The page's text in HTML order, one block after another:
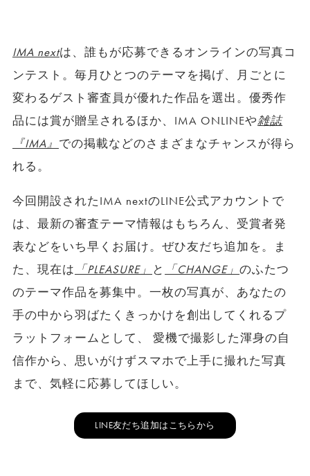
IMA nextは、誰もが応募できるオンラインの写真コ
ンテスト。毎月ひとつのテーマを掲げ、月ごとに
変わるゲスト審査員が優れた作品を選出。優秀作
品には賞が贈呈されるほか、IMA ONLINEや雑誌
『IMA』 での掲載などのさまざまなチャンスが得ら
れる。
今回開設されたIMA nextのLINE公式アカウントで
は、最新の審査テーマ情報はもちろん、受賞者発
表などをいち早くお届け。ぜひ友だち追加を。ま
た、現在は 「PLEASURE」 と 「CHANGE」のふたつ
のテーマ作品を募集中。一枚の写真が、あなたの
手の中から羽ばたくきっかけを創出してくれるプ
ラットフォームとして、 愛機で撮影した渾身の自
信作から、思いがけずスマホで上手に撮れた写真
まで、気軽に応募してほしい。
LINE友だち追加はこちらから